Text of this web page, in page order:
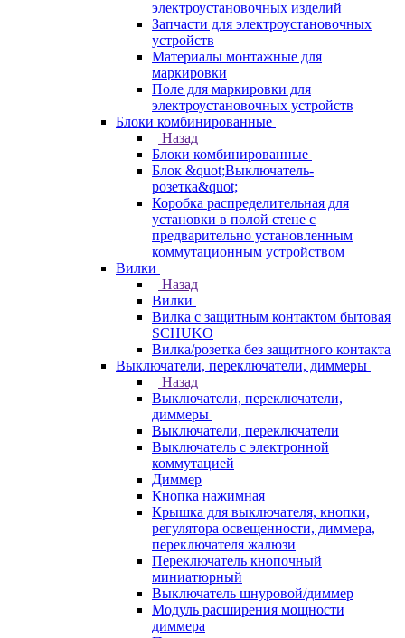
электроустановочных изделий
Запчасти для электроустановочных
устройств
Материалы монтажные для
маркировки
Поле для маркировки для
электроустановочных устройств
Блоки комбинированные
Назад
Блоки комбинированные
Блок &quot;Выключатель-
розетка&quot;
Коробка распределительная для
установки в полой стене с
предварительно установленным
коммутационным устройством
Вилки
Назад
Вилки
Вилка с защитным контактом бытовая
SCHUKO
Вилка/розетка без защитного контакта
Выключатели, переключатели, диммеры
Назад
Выключатели, переключатели,
диммеры
Выключатели, переключатели
Выключатель с электронной
коммутацией
Диммер
Кнопка нажимная
Крышка для выключателя, кнопки,
регулятора освещенности, диммера,
переключателя жалюзи
Переключатель кнопочный
миниатюрный
Выключатель шнуровой/диммер
Модуль расширения мощности
диммера